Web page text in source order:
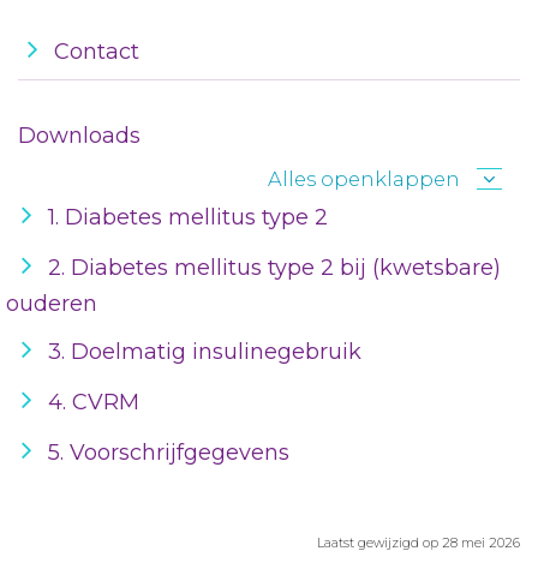
Contact
Downloads
Alles openklappen
1. Diabetes mellitus type 2
2. Diabetes mellitus type 2 bij (kwetsbare)
ouderen
3. Doelmatig insulinegebruik
4. CVRM
5. Voorschrijfgegevens
Laatst gewijzigd op 28 mei 2026